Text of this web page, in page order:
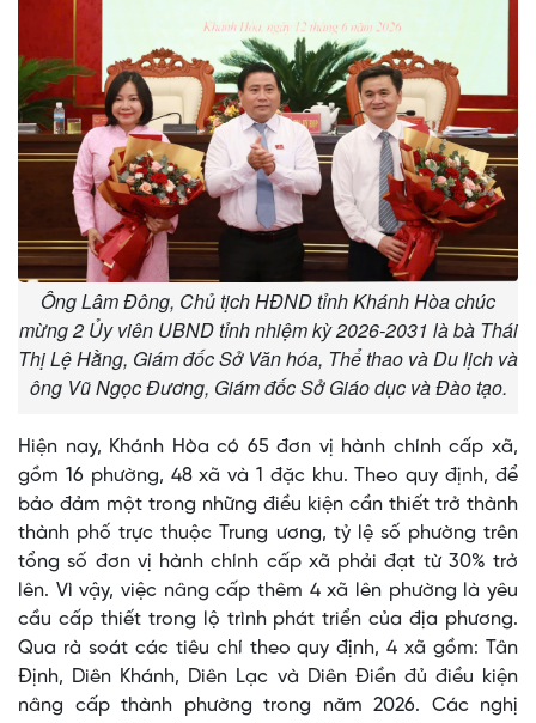
Ông Lâm Đông, Chủ tịch HĐND tỉnh Khánh Hòa chúc
mừng 2 Ủy viên UBND tỉnh nhiệm kỳ 2026-2031 là bà Thái
Thị Lệ Hằng, Giám đốc Sở Văn hóa, Thể thao và Du lịch và
ông Vũ Ngọc Đương, Giám đốc Sở Giáo dục và Đào tạo.
Hiện nay, Khánh Hòa có 65 đơn vị hành chính cấp xã,
gồm 16 phường, 48 xã và 1 đặc khu. Theo quy định, để
bảo đảm một trong những điều kiện cần thiết trở thành
thành phố trực thuộc Trung ương, tỷ lệ số phường trên
tổng số đơn vị hành chính cấp xã phải đạt từ 30% trở
lên. Vì vậy, việc nâng cấp thêm 4 xã lên phường là yêu
cầu cấp thiết trong lộ trình phát triển của địa phương.
Qua rà soát các tiêu chí theo quy định, 4 xã gồm: Tân
Định, Diên Khánh, Diên Lạc và Diên Điền đủ điều kiện
nâng cấp thành phường trong năm 2026. Các nghị